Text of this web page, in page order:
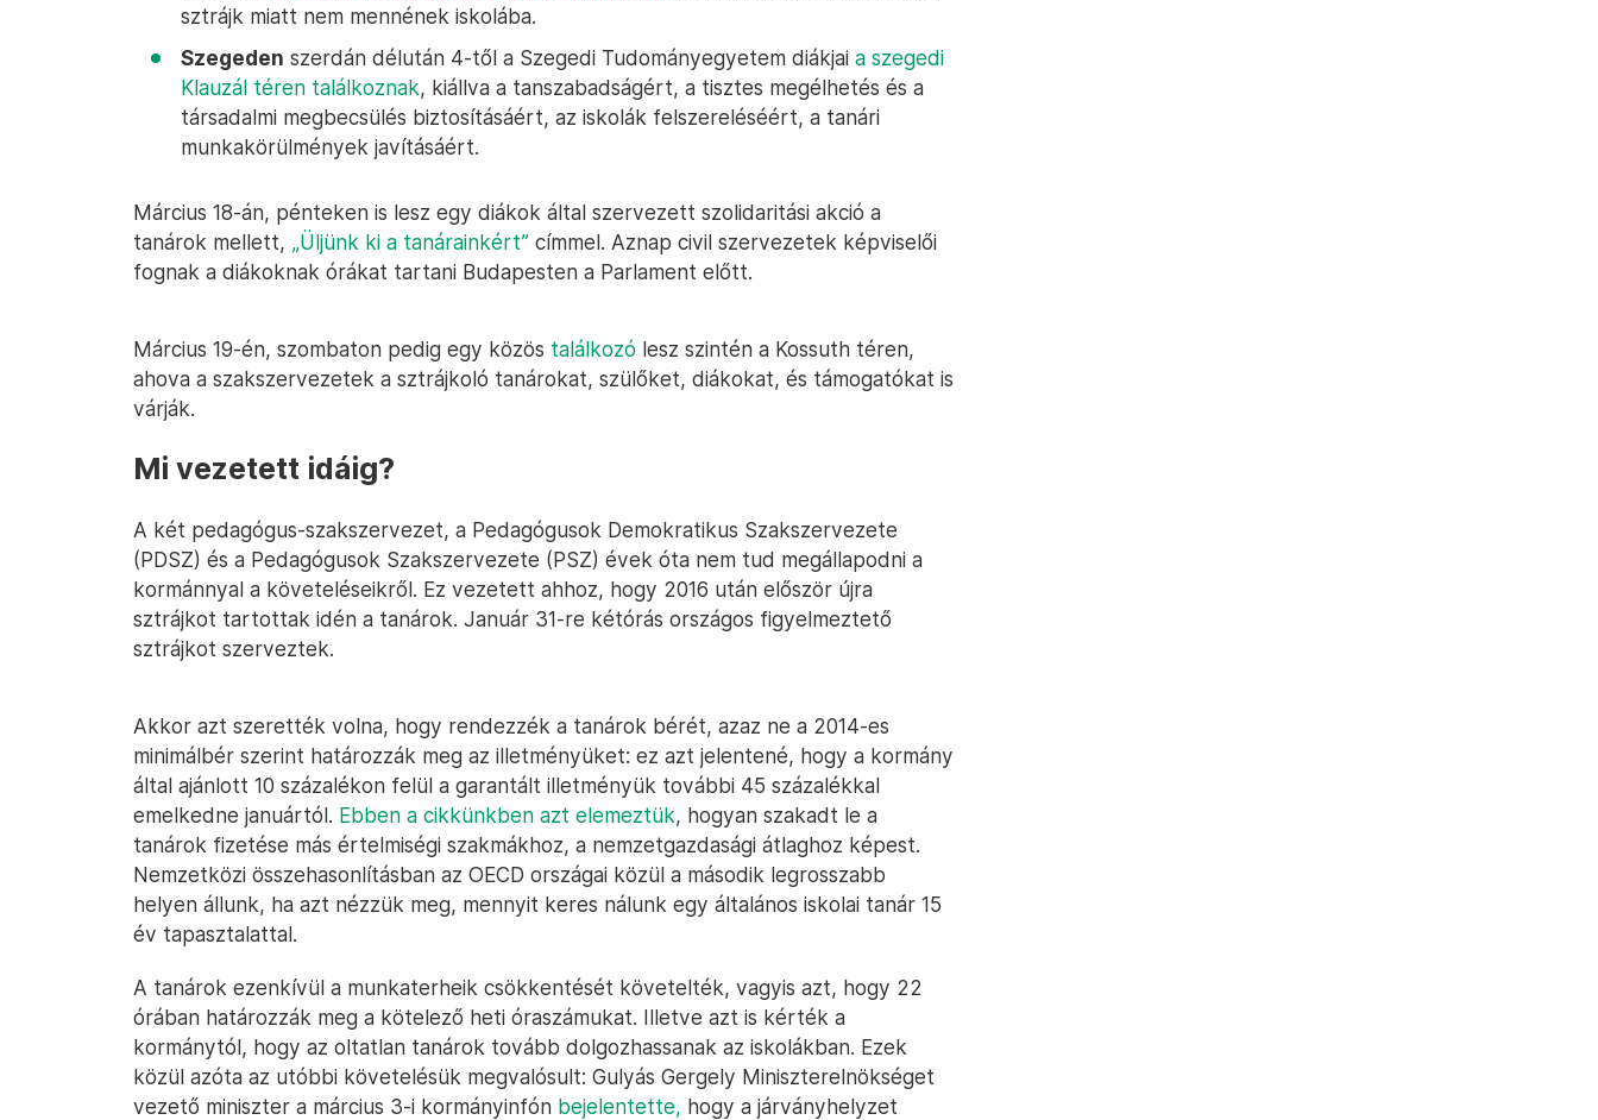
sztrájk miatt nem mennének iskolába.
Szegeden szerdán délután 4-től a Szegedi Tudományegyetem diákjai a szegedi
Klauzál téren találkoznak, kiállva a tanszabadságért, a tisztes megélhetés és a
társadalmi megbecsülés biztosításáért, az iskolák felszereléséért, a tanári
munkakörülmények javításáért.
Március 18-án, pénteken is lesz egy diákok által szervezett szolidaritási akció a
tanárok mellett, „Üljünk ki a tanárainkért” címmel. Aznap civil szervezetek képviselői
fognak a diákoknak órákat tartani Budapesten a Parlament előtt.
Március 19-én, szombaton pedig egy közös találkozó lesz szintén a Kossuth téren,
ahova a szakszervezetek a sztrájkoló tanárokat, szülőket, diákokat, és támogatókat is
várják.
Mi vezetett idáig?
A két pedagógus-szakszervezet, a Pedagógusok Demokratikus Szakszervezete
(PDSZ) és a Pedagógusok Szakszervezete (PSZ) évek óta nem tud megállapodni a
kormánnyal a követeléseikről. Ez vezetett ahhoz, hogy 2016 után először újra
sztrájkot tartottak idén a tanárok. Január 31-re kétórás országos figyelmeztető
sztrájkot szerveztek.
Akkor azt szerették volna, hogy rendezzék a tanárok bérét, azaz ne a 2014-es
minimálbér szerint határozzák meg az illetményüket: ez azt jelentené, hogy a kormány
által ajánlott 10 százalékon felül a garantált illetményük további 45 százalékkal
emelkedne januártól. Ebben a cikkünkben azt elemeztük, hogyan szakadt le a
tanárok fizetése más értelmiségi szakmákhoz, a nemzetgazdasági átlaghoz képest.
Nemzetközi összehasonlításban az OECD országai közül a második legrosszabb
helyen állunk, ha azt nézzük meg, mennyit keres nálunk egy általános iskolai tanár 15
év tapasztalattal.
A tanárok ezenkívül a munkaterheik csökkentését követelték, vagyis azt, hogy 22
órában határozzák meg a kötelező heti óraszámukat. Illetve azt is kérték a
kormánytól, hogy az oltatlan tanárok tovább dolgozhassanak az iskolákban. Ezek
közül azóta az utóbbi követelésük megvalósult: Gulyás Gergely Miniszterelnökséget
vezető miniszter a március 3-i kormányinfón bejelentette, hogy a járványhelyzet